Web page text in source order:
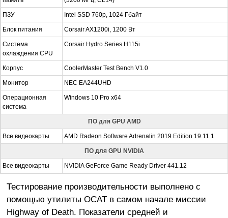
ПЗУ Intel SSD 760p, 1024 Гбайт
Блок питания Corsair AX1200i, 1200 Вт
Система
охлаждения CPU
Corsair Hydro Series H115i
Корпус CoolerMaster Test Bench V1.0
Монитор NEC EA244UHD
Операционная
система
Windows 10 Pro x64
ПО для GPU AMD
Все видеокарты AMD Radeon Software Adrenalin 2019 Edition 19.11.1
ПО для GPU NVIDIA
Все видеокарты NVIDIA GeForce Game Ready Driver 441.12
Тестирование производительности выполнено с
помощью утилиты OCAT в самом начале миссии
Highway of Death. Показатели средней и